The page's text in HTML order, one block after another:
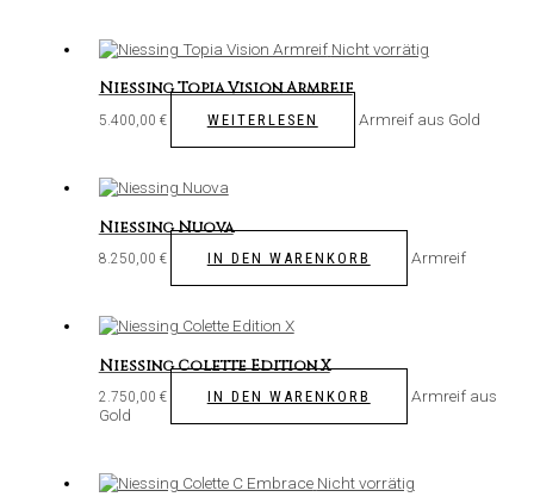
Nicht vorrätig
Niessing Topia Vision Armreif
5.400,00 € WEITERLESEN Armreif aus Gold
Niessing Nuova
8.250,00 € IN DEN WARENKORB Armreif
Niessing Colette Edition X
2.750,00 € IN DEN WARENKORB
Armreif aus
Gold
Nicht vorrätig